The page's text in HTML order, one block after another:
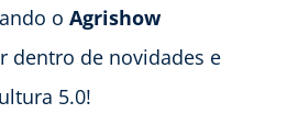
o Agrishow
dentro de novidades e
5.0!